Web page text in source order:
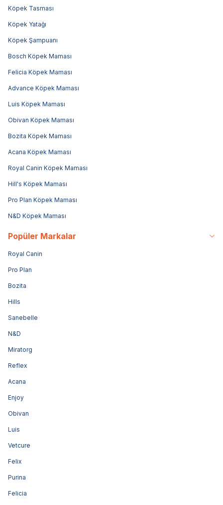
Köpek Tasması
Köpek Yatağı
Köpek Şampuanı
Bosch Köpek Maması
Felicia Köpek Maması
Advance Köpek Maması
Luis Köpek Maması
Obivan Köpek Maması
Bozita Köpek Maması
Acana Köpek Maması
Royal Canin Köpek Maması
Hill's Köpek Maması
Pro Plan Köpek Maması
N&D Köpek Maması
Popüler Markalar
Royal Canin
Pro Plan
Bozita
Hills
Sanebelle
N&D
Miratorg
Reflex
Acana
Enjoy
Obivan
Luis
Vetcure
Felix
Purina
Felicia